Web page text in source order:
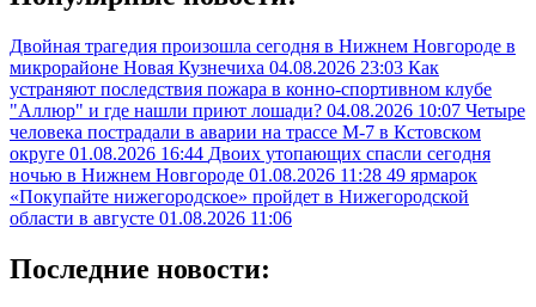
Двойная трагедия произошла сегодня в Нижнем Новгороде в
микрорайоне Новая Кузнечиха 04.08.2026 23:03 Как
устраняют последствия пожара в конно-спортивном клубе
"Аллюр" и где нашли приют лошади? 04.08.2026 10:07 Четыре
человека пострадали в аварии на трассе М-7 в Кстовском
округе 01.08.2026 16:44 Двоих утопающих спасли сегодня
ночью в Нижнем Новгороде 01.08.2026 11:28 49 ярмарок
«Покупайте нижегородское» пройдет в Нижегородской
области в августе 01.08.2026 11:06
Последние новости: